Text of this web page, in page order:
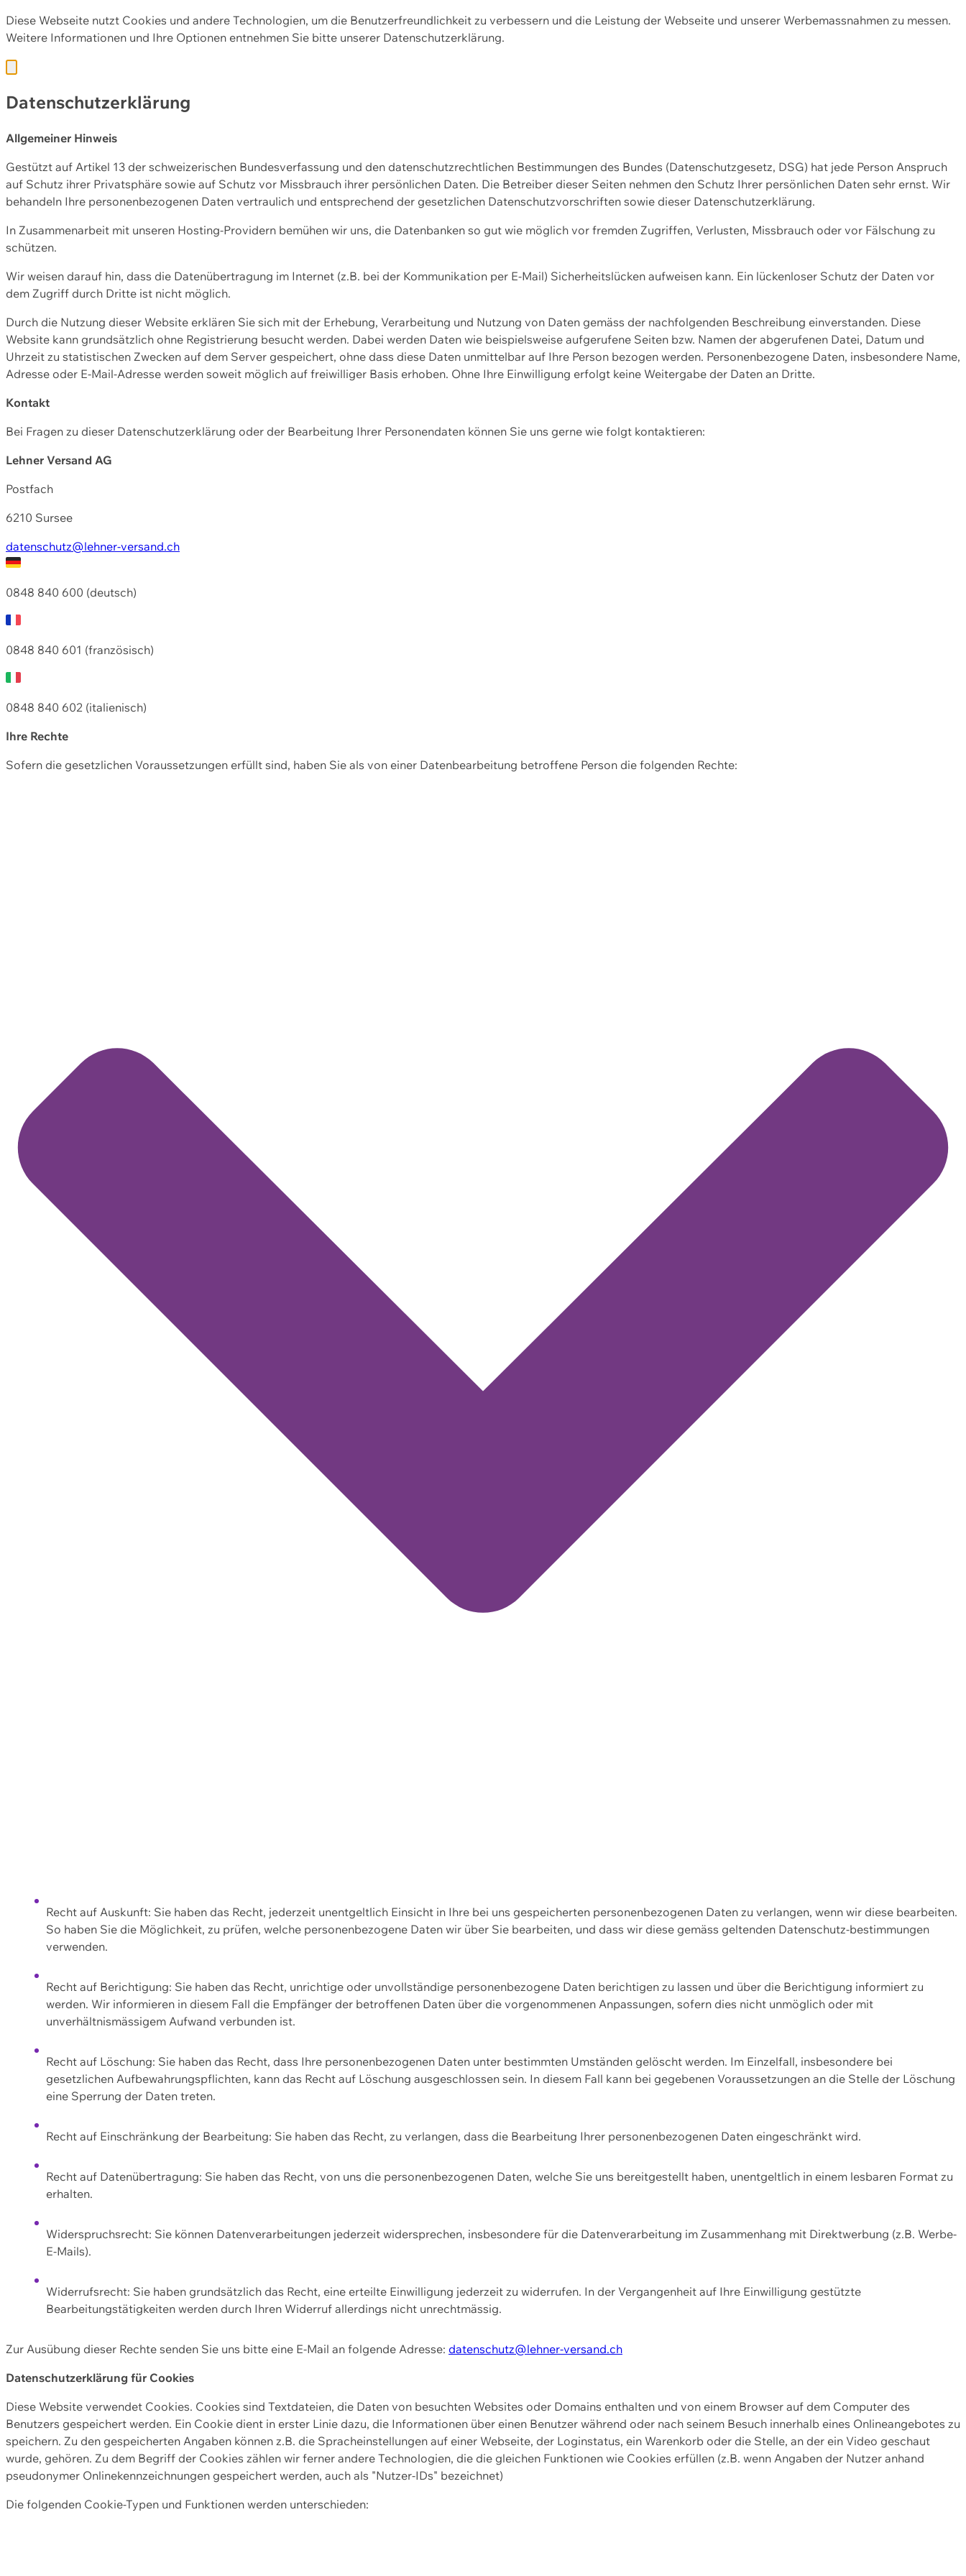
Diese Webseite nutzt Cookies und andere Technologien, um die Benutzerfreundlichkeit zu verbessern und die Leistung der Webseite und unserer Werbemassnahmen zu messen.
Weitere Informationen und Ihre Optionen entnehmen Sie bitte unserer Datenschutzerklärung.
Datenschutzerklärung
Allgemeiner Hinweis
Gestützt auf Artikel 13 der schweizerischen Bundesverfassung und den datenschutzrechtlichen Bestimmungen des Bundes (Datenschutzgesetz, DSG) hat jede Person Anspruch
auf Schutz ihrer Privatsphäre sowie auf Schutz vor Missbrauch ihrer persönlichen Daten. Die Betreiber dieser Seiten nehmen den Schutz Ihrer persönlichen Daten sehr ernst. Wir
behandeln Ihre personenbezogenen Daten vertraulich und entsprechend der gesetzlichen Datenschutzvorschriften sowie dieser Datenschutzerklärung.
In Zusammenarbeit mit unseren Hosting-Providern bemühen wir uns, die Datenbanken so gut wie möglich vor fremden Zugriffen, Verlusten, Missbrauch oder vor Fälschung zu
schützen.
Wir weisen darauf hin, dass die Datenübertragung im Internet (z.B. bei der Kommunikation per E-Mail) Sicherheitslücken aufweisen kann. Ein lückenloser Schutz der Daten vor
dem Zugriff durch Dritte ist nicht möglich.
Durch die Nutzung dieser Website erklären Sie sich mit der Erhebung, Verarbeitung und Nutzung von Daten gemäss der nachfolgenden Beschreibung einverstanden. Diese
Website kann grundsätzlich ohne Registrierung besucht werden. Dabei werden Daten wie beispielsweise aufgerufene Seiten bzw. Namen der abgerufenen Datei, Datum und
Uhrzeit zu statistischen Zwecken auf dem Server gespeichert, ohne dass diese Daten unmittelbar auf Ihre Person bezogen werden. Personenbezogene Daten, insbesondere Name,
Adresse oder E-Mail-Adresse werden soweit möglich auf freiwilliger Basis erhoben. Ohne Ihre Einwilligung erfolgt keine Weitergabe der Daten an Dritte.
Kontakt
Bei Fragen zu dieser Datenschutzerklärung oder der Bearbeitung Ihrer Personendaten können Sie uns gerne wie folgt kontaktieren:
Lehner Versand AG
Postfach
6210 Sursee
datenschutz@lehner-versand.ch
0848 840 600 (deutsch)
0848 840 601 (französisch)
0848 840 602 (italienisch)
Ihre Rechte
Sofern die gesetzlichen Voraussetzungen erfüllt sind, haben Sie als von einer Datenbearbeitung betroffene Person die folgenden Rechte:
Recht auf Auskunft: Sie haben das Recht, jederzeit unentgeltlich Einsicht in Ihre bei uns gespeicherten personenbezogenen Daten zu verlangen, wenn wir diese bearbeiten.
So haben Sie die Möglichkeit, zu prüfen, welche personenbezogene Daten wir über Sie bearbeiten, und dass wir diese gemäss geltenden Datenschutz-bestimmungen
verwenden.
Recht auf Berichtigung: Sie haben das Recht, unrichtige oder unvollständige personenbezogene Daten berichtigen zu lassen und über die Berichtigung informiert zu
werden. Wir informieren in diesem Fall die Empfänger der betroffenen Daten über die vorgenommenen Anpassungen, sofern dies nicht unmöglich oder mit
unverhältnismässigem Aufwand verbunden ist.
Recht auf Löschung: Sie haben das Recht, dass Ihre personenbezogenen Daten unter bestimmten Umständen gelöscht werden. Im Einzelfall, insbesondere bei
gesetzlichen Aufbewahrungspflichten, kann das Recht auf Löschung ausgeschlossen sein. In diesem Fall kann bei gegebenen Voraussetzungen an die Stelle der Löschung
eine Sperrung der Daten treten.
Recht auf Einschränkung der Bearbeitung: Sie haben das Recht, zu verlangen, dass die Bearbeitung Ihrer personenbezogenen Daten eingeschränkt wird.
Recht auf Datenübertragung: Sie haben das Recht, von uns die personenbezogenen Daten, welche Sie uns bereitgestellt haben, unentgeltlich in einem lesbaren Format zu
erhalten.
Widerspruchsrecht: Sie können Datenverarbeitungen jederzeit widersprechen, insbesondere für die Datenverarbeitung im Zusammenhang mit Direktwerbung (z.B. Werbe-
E-Mails).
Widerrufsrecht: Sie haben grundsätzlich das Recht, eine erteilte Einwilligung jederzeit zu widerrufen. In der Vergangenheit auf Ihre Einwilligung gestützte
Bearbeitungstätigkeiten werden durch Ihren Widerruf allerdings nicht unrechtmässig.
Zur Ausübung dieser Rechte senden Sie uns bitte eine E-Mail an folgende Adresse: datenschutz@lehner-versand.ch
Datenschutzerklärung für Cookies
Diese Website verwendet Cookies. Cookies sind Textdateien, die Daten von besuchten Websites oder Domains enthalten und von einem Browser auf dem Computer des
Benutzers gespeichert werden. Ein Cookie dient in erster Linie dazu, die Informationen über einen Benutzer während oder nach seinem Besuch innerhalb eines Onlineangebotes zu
speichern. Zu den gespeicherten Angaben können z.B. die Spracheinstellungen auf einer Webseite, der Loginstatus, ein Warenkorb oder die Stelle, an der ein Video geschaut
wurde, gehören. Zu dem Begriff der Cookies zählen wir ferner andere Technologien, die die gleichen Funktionen wie Cookies erfüllen (z.B. wenn Angaben der Nutzer anhand
pseudonymer Onlinekennzeichnungen gespeichert werden, auch als "Nutzer-IDs" bezeichnet)
Die folgenden Cookie-Typen und Funktionen werden unterschieden: